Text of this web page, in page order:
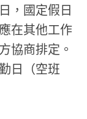
，國定假日
在其他工作
協商排定。
日（空班